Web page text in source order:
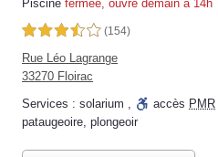
Piscine fermée, ouvre demain à 14h
3,5 étoiles sur 5 (154)
Rue Léo Lagrange
33270 Floirac
Services : solarium , accès PMR
pataugeoire, plongeoir